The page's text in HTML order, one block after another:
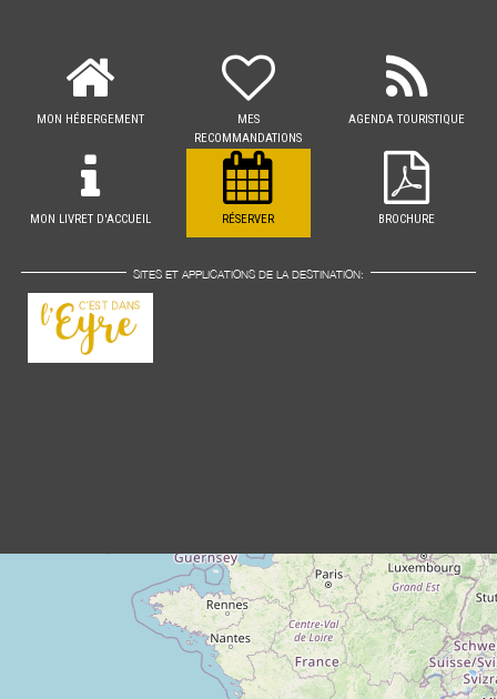
MON HÉBERGEMENT
MES
RECOMMANDATIONS
AGENDA TOURISTIQUE
MON LIVRET D'ACCUEIL RÉSERVER BROCHURE
SITES ET APPLICATIONS DE LA DESTINATION: